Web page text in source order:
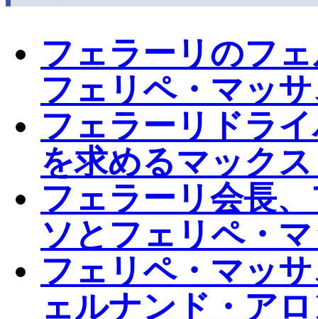
フェラーリのフ
フェリペ・マッ
フェラーリドラ
を求めるマック
フェラーリ会長
ソとフェリペ・
フェリペ・マッ
ェルナンド・ア